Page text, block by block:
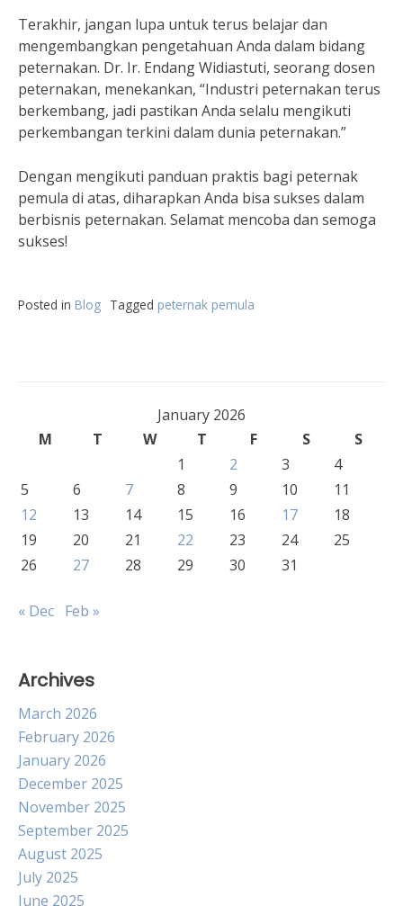
Terakhir, jangan lupa untuk terus belajar dan
mengembangkan pengetahuan Anda dalam bidang
peternakan. Dr. Ir. Endang Widiastuti, seorang dosen
peternakan, menekankan, “Industri peternakan terus
berkembang, jadi pastikan Anda selalu mengikuti
perkembangan terkini dalam dunia peternakan.”
Dengan mengikuti panduan praktis bagi peternak
pemula di atas, diharapkan Anda bisa sukses dalam
berbisnis peternakan. Selamat mencoba dan semoga
sukses!
Posted in Blog Tagged peternak pemula
January 2026
M
T W T F S
S
1
2 3
4
5
6 7 8 9 10
11
12
13 14 15 16 17
18
19
20 21 22 23 24
25
26
27 28 29 30 31
« Dec Feb »
Archives
March 2026
February 2026
January 2026
December 2025
November 2025
September 2025
August 2025
July 2025
June 2025